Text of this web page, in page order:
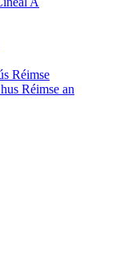
Réimse
Réimse an